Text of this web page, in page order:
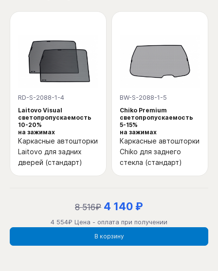
RD-S-2088-1-4
Laitovo Visual
светопропускаемость
10-20%
на зажимах
Каркасные автошторки
Laitovo для задних
дверей (стандарт)
BW-S-2088-1-5
Chiko Premium
светопропускаемость
5-15%
на зажимах
Каркасные автошторки
Chiko для заднего
стекла (стандарт)
8 516₽ 4 140 ₽
4 554₽ Цена - оплата при получении
В корзину